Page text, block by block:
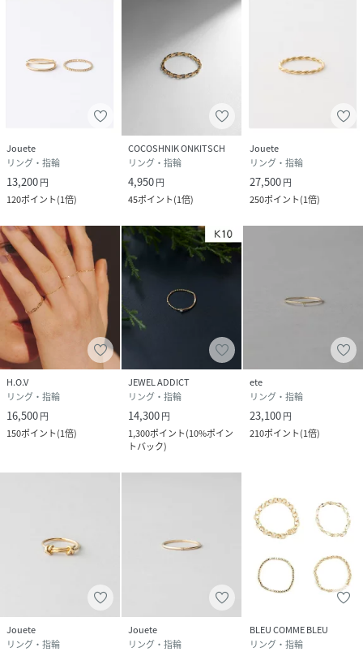
Jouete
リング・指輪
13,200円
120ポイント(1倍)
COCOSHNIK ONKITSCH
リング・指輪
4,950円
45ポイント(1倍)
Jouete
リング・指輪
27,500円
250ポイント(1倍)
H.O.V
リング・指輪
16,500円
150ポイント(1倍)
JEWEL ADDICT
リング・指輪
14,300円
1,300ポイント(10%ポイン
トバック)
ete
リング・指輪
23,100円
210ポイント(1倍)
Jouete
リング・指輪
Jouete
リング・指輪
BLEU COMME BLEU
リング・指輪